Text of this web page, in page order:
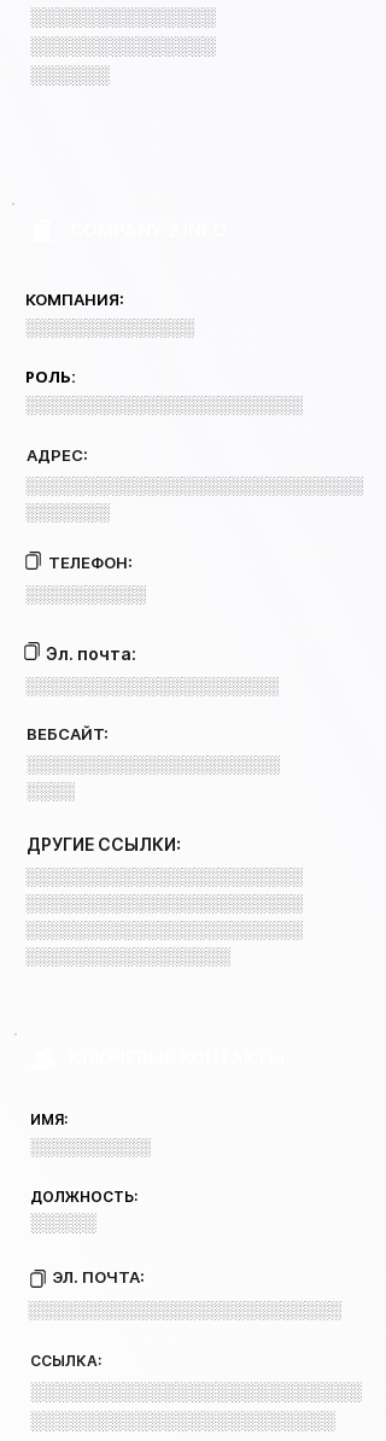
░░░░░░░░░░░░░░
░░░░░░░░░░░░░░
░░░░░░
КОМПАНИЯ:
░░░░░░░░░░░░░░
РОЛЬ:
░░░░░░░░░░░░░░░░░░░░░░░
АДРЕС:
░░░░░░░░░░░░░░░░░░░░░░░░░░░░
░░░░░░░
ТЕЛЕФОН:
░░░░░░░░░░
Эл. почта:
░░░░░░░░░░░░░░░░░░░░░
ВЕБСАЙТ:
░░░░░░░░░░░░░░░░░░░░░
░░░░
ДРУГИЕ ССЫЛКИ:
░░░░░░░░░░░░░░░░░░░░░░░
░░░░░░░░░░░░░░░░░░░░░░░
░░░░░░░░░░░░░░░░░░░░░░░
░░░░░░░░░░░░░░░░░
ИМЯ:
░░░░░░░░░░
ДОЛЖНОСТЬ:
░░░░░
ЭЛ. ПОЧТА:
░░░░░░░░░░░░░░░░░░░░░░░░░░
ССЫЛКА:
░░░░░░░░░░░░░░░░░░░░░░░░░
░░░░░░░░░░░░░░░░░░░░░░░